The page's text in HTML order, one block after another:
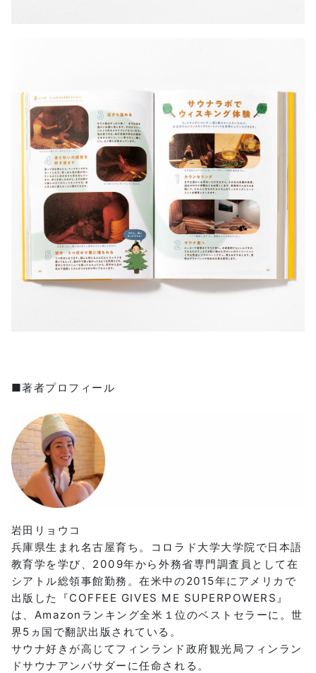
■著者プロフィール
岩田リョウコ
兵庫県生まれ名古屋育ち。コロラド大学大学院で日本語
教育学を学び、2009年から外務省専門調査員として在
シアトル総領事館勤務。在米中の2015年にアメリカで
出版した『COFFEE GIVES ME SUPERPOWERS』
は、Amazonランキング全米１位のベストセラーに。世
界5ヵ国で翻訳出版されている。
サウナ好きが高じてフィンランド政府観光局フィンラン
ドサウナアンバサダーに任命される。